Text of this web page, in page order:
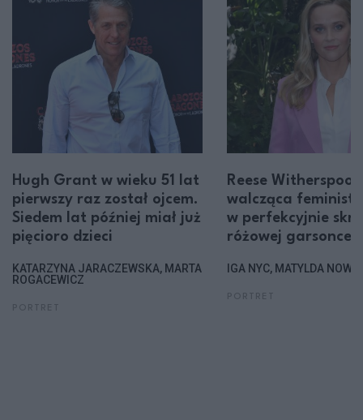
Hugh Grant w wieku 51 lat
pierwszy raz został ojcem.
Siedem lat później miał już
pięcioro dzieci
KATARZYNA JARACZEWSKA, MARTA
ROGACEWICZ
Reese
walcząca
w perfekcyjnie
różowej garsonce
IGA NYC, MATYLDA